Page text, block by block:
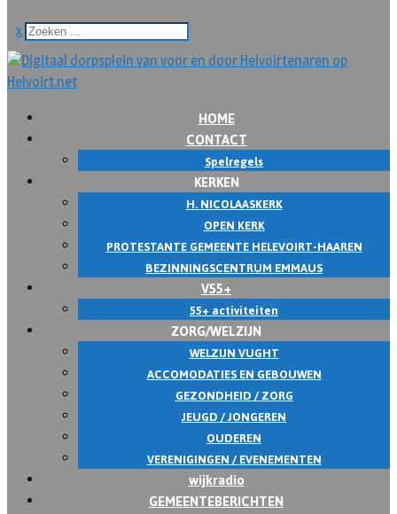
x
HOME
CONTACT
Spelregels
KERKEN
H. NICOLAASKERK
OPEN KERK
PROTESTANTE GEMEENTE HELEVOIRT-HAAREN
BEZINNINGSCENTRUM EMMAUS
V55+
55+ activiteiten
ZORG/WELZIJN
WELZIJN VUGHT
ACCOMODATIES EN GEBOUWEN
GEZONDHEID / ZORG
JEUGD / JONGEREN
OUDEREN
VERENIGINGEN / EVENEMENTEN
wijkradio
GEMEENTEBERICHTEN